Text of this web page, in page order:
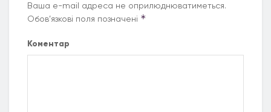
Ваша e-mail адреса не оприлюднюватиметься.
Обов’язкові поля позначені *
Коментар